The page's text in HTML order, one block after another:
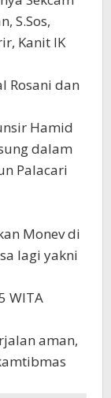
S.Sos,
Kanit IK
Rosani dan
Hamid
dalam
Palacari
Monev di
lagi yakni
WITA
aman,